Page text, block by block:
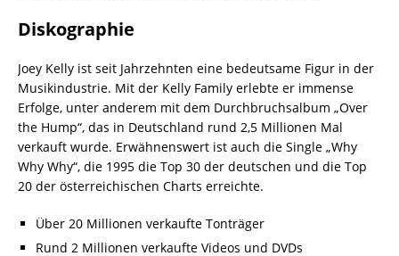
Diskographie
Joey Kelly ist seit Jahrzehnten eine bedeutsame Figur in der
Musikindustrie. Mit der Kelly Family erlebte er immense
Erfolge, unter anderem mit dem Durchbruchsalbum „Over
the Hump“, das in Deutschland rund 2,5 Millionen Mal
verkauft wurde. Erwähnenswert ist auch die Single „Why
Why Why“, die 1995 die Top 30 der deutschen und die Top
20 der österreichischen Charts erreichte.
Über 20 Millionen verkaufte Tonträger
Rund 2 Millionen verkaufte Videos und DVDs